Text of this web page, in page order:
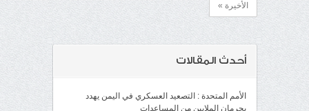
الأخيرة »
أحدث المقالات
الأمم المتحدة : التصعيد العسكري في اليمن يهدد
بحرمان الملايين من المساعدات